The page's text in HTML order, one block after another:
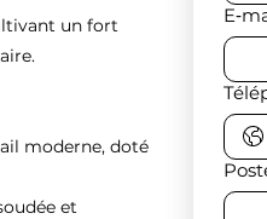
un fort
moderne, doté
et